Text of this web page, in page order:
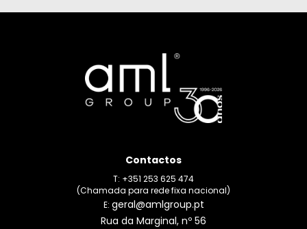
Contactos
T: +351 253 625 474
(Chamada para rede fixa nacional)
E: geral@amlgroup.pt
Rua da Marginal, nº 56